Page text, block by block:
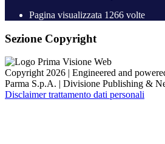
Pagina visualizzata 1266 volte
Sezione Copyright
Copyright 2026 | Engineered and
Parma S.p.A. | Divisione Publishing &
Disclaimer trattamento dati personali